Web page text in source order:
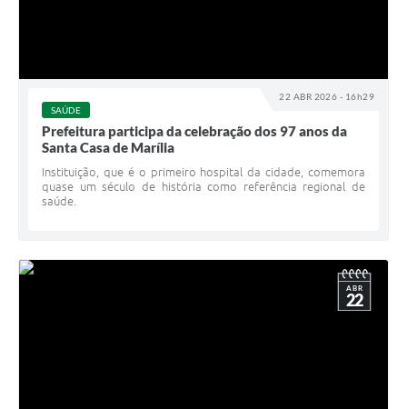
22 ABR 2026 - 16h29
SAÚDE
Prefeitura participa da celebração dos 97 anos da
Santa Casa de Marília
Instituição, que é o primeiro hospital da cidade, comemora
quase um século de história como referência regional de
saúde.
ABR
22